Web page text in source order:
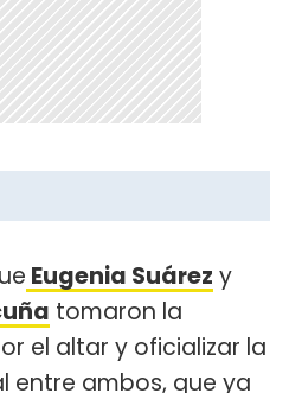
Eugenia Suárez y
tomaron la
el altar y oficializar la
entre ambos, que ya